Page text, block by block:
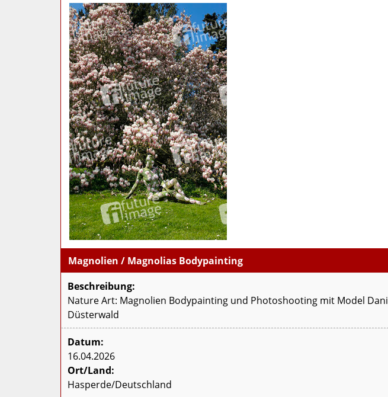
Magnolien / Magnolias Bodypainting
Beschreibung:
Nature Art: Magnolien Bodypainting und Photoshooting mit Model
Düsterwald
Datum:
16.04.2026
Ort/Land:
Hasperde/Deutschland